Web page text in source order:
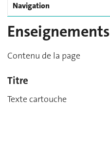
Navigation
Enseignements
Contenu de la page
Titre
Texte cartouche